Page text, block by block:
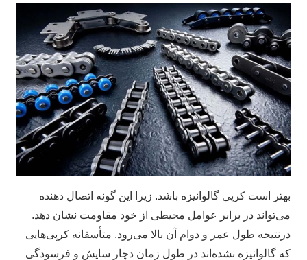
بهتر است کرپی گالوانیزه باشد. زیرا این گونه اتصال دهنده
می‌تواند در برابر عوامل محیطی از خود مقاومت نشان دهد.
درنتیجه طول عمر و دوام آن بالا می‌رود. متأسفانه کرپی‌هایی
که گالوانیزه نشده‌اند در طول زمان دچار سایش و فرسودگی